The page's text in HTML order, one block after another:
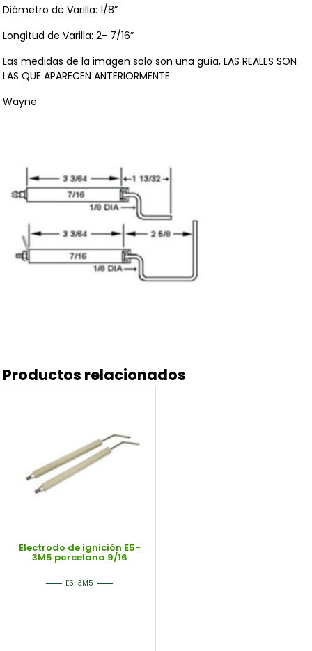
Diámetro de Varilla: 1/8”
Longitud de Varilla: 2- 7/16”
Las medidas de la imagen solo son una guía, LAS REALES SON
LAS QUE APARECEN ANTERIORMENTE
Wayne
Productos relacionados
Electrodo de ignición E5-
3M5 porcelana 9/16
E5-3M5